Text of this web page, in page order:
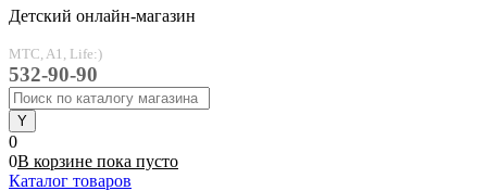
Детский онлайн-магазин
MTC, A1, Life:)
532-90-90
0
0В корзине пока пусто
Каталог товаров